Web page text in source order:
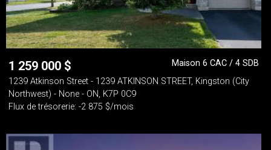
1 259 000 $
Maison 6 CAC / 4 SDB
1239 Atkinson Street - 1239 ATKINSON STREET, Kingston (City
Northwest) - None - ON, K7P 0C9
Flux de trésorerie: -2 875 $/mois